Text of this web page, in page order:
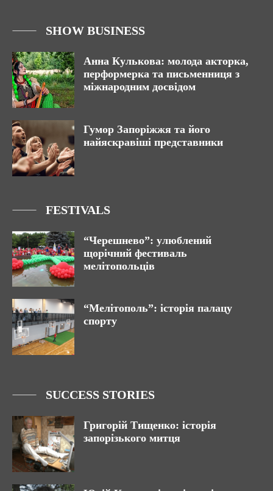
SHOW BUSINESS
Анна Кулькова: молода акторка,
перформерка та письменниця з
міжнародним досвідом
Гумор Запоріжжя та його
найяскравіші представники
FESTIVALS
“Черешнево”: улюблений
щорічний фестиваль
мелітопольців
“Мелітополь”: історія палацу
спорту
SUCCESS STORIES
Григорій Тищенко: історія
запорізького митця